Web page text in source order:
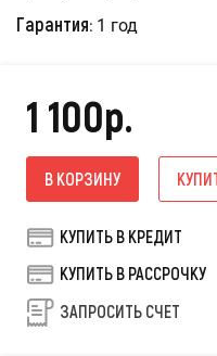
Гарантия: 1 год
1 100р.
В КОРЗИНУ
КУПИТЬ В КРЕДИТ
КУПИТЬ В РАССРОЧКУ
ЗАПРОСИТЬ СЧЕТ